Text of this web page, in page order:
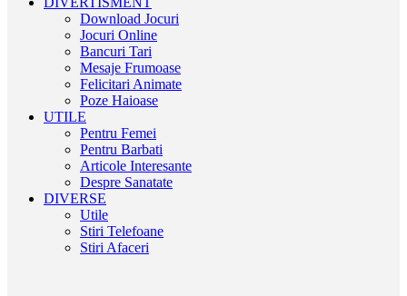
Download Jocuri
Jocuri Online
Bancuri Tari
Mesaje Frumoase
Felicitari Animate
Poze Haioase
UTILE
Pentru Femei
Pentru Barbati
Articole Interesante
Despre Sanatate
DIVERSE
Utile
Stiri Telefoane
Stiri Afaceri